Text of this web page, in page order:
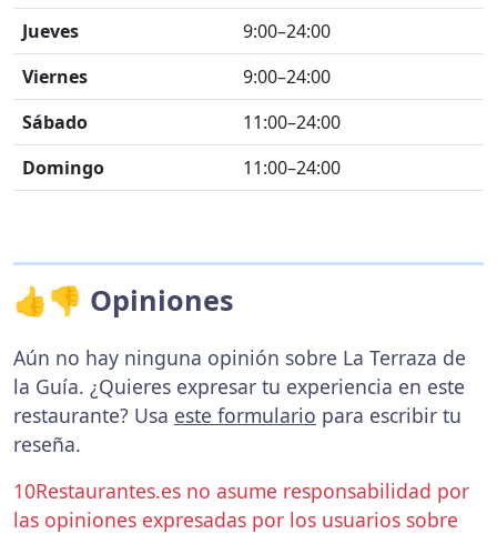
Jueves
9:00–24:00
Viernes
9:00–24:00
Sábado
11:00–24:00
Domingo
11:00–24:00
👍👎 Opiniones
Aún no hay ninguna opinión sobre La Terraza de
la Guía. ¿Quieres expresar tu experiencia en este
restaurante? Usa este formulario para escribir tu
reseña.
10Restaurantes.es no asume responsabilidad por
las opiniones expresadas por los usuarios sobre